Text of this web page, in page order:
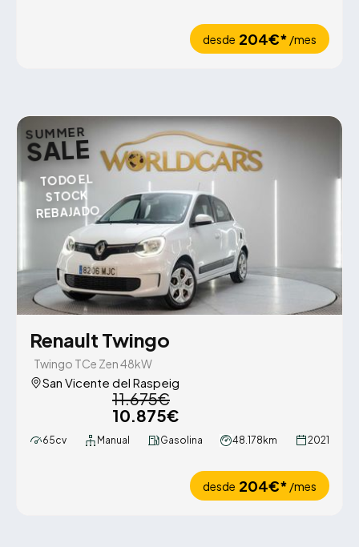
desde 204€* /mes
SUMMER
SALE
TODO EL
STOCK
REBAJADO
Renault Twingo
Twingo TCe Zen 48kW
San Vicente del Raspeig
11.675€
10.875€
65cv Manual Gasolina 48.178km 2021
desde 204€* /mes